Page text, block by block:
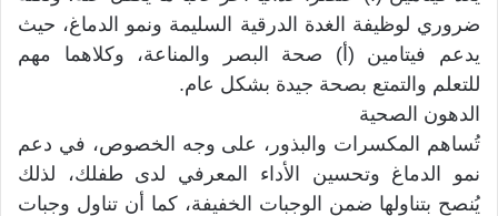
ضروري لوظيفة الغدة الدرقية السليمة ونمو الدماغ، حيث
يدعم فيتامين (أ) صحة البصر والمناعة، وكلاهما مهم
للتعلم والتمتع بصحة جيدة بشكل عام.
الدهون الصحية
تُساهم المكسرات والبذور، على وجه الخصوص، في دعم
نمو الدماغ وتحسين الأداء المعرفي لدى طفلك، لذلك
يُنصح بتناولها ضمن الوجبات الخفيفة، كما أن تناول وجبات